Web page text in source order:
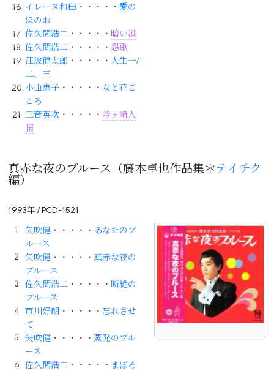
イレーヌ和田 ・・・・・ 愛の
ほのお
佐久間浩二 ・・・・・ 暗い港
佐久間浩二 ・・・・・怨歌
江波健太郎 ・・・・・ 人生一/
二、三
小山恵子 ・・・・・女と花ご
ころ
三音英次 ・・・・・ 釜ヶ崎人
情
真赤な夜のブルース（藤本卓也作品集＊ テイチク
編）
1993年 / PCD-1521
矢吹健 ・・・・・ あなたのブ
ルース
矢吹健 ・・・・・真赤な夜の
ブルース
佐久間浩二 ・・・・・ 断絶の
ブルース
市川好朗 ・・・・・忘れさせ
て
矢吹健 ・・・・・蒸発のブル
ース
佐久間浩二 ・・・・・ まぼろ